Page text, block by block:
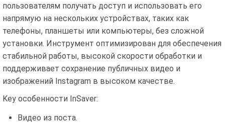
пользователям получать доступ и использовать его
напрямую на нескольких устройствах, таких как
телефоны, планшеты или компьютеры, без сложной
установки. Инструмент оптимизирован для обеспечения
стабильной работы, высокой скорости обработки и
поддерживает сохранение публичных видео и
изображений Instagram в высоком качестве.
Key особенности InSaver:
Видео из поста.